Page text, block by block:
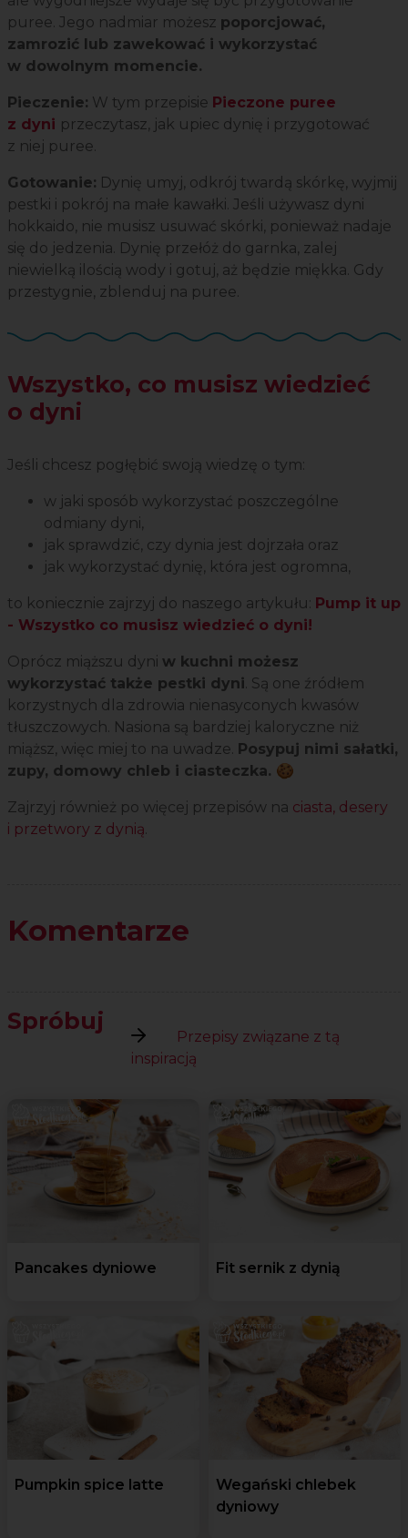
puree. Jego nadmiar możesz poporcjować,
zamrozić lub zawekować i wykorzystać
w dowolnym momencie.
Pieczenie: W tym przepisie Pieczone puree
z dyni przeczytasz, jak upiec dynię i przygotować
z niej puree.
Gotowanie: Dynię umyj, odkrój twardą skórkę, wyjmij
pestki i pokrój na małe kawałki. Jeśli używasz dyni
hokkaido, nie musisz usuwać skórki, ponieważ nadaje
się do jedzenia. Dynię przełóż do garnka, zalej
niewielką ilością wody i gotuj, aż będzie miękka. Gdy
przestygnie, zblenduj na puree.
Wszystko, co musisz wiedzieć
o dyni
Jeśli chcesz pogłębić swoją wiedzę o tym:
w jaki sposób wykorzystać poszczególne
odmiany dyni,
jak sprawdzić, czy dynia jest dojrzała oraz
jak wykorzystać dynię, która jest ogromna,
to koniecznie zajrzyj do naszego artykułu: Pump it up
- Wszystko co musisz wiedzieć o dyni!
Oprócz miąższu dyni w kuchni możesz
wykorzystać także pestki dyni . Są one źródłem
korzystnych dla zdrowia nienasyconych kwasów
tłuszczowych. Nasiona są bardziej kaloryczne niż
miąższ, więc miej to na uwadze. Posypuj nimi sałatki,
zupy, domowy chleb i ciasteczka. 🍪
Zajrzyj również po więcej przepisów na ciasta, desery
i przetwory z dynią
Komentarze
Spróbuj
Przepisy związane z tą
inspiracją
Pancakes dyniowe Fit sernik z dynią
Pumpkin spice latte
Wegański chlebek
dyniowy